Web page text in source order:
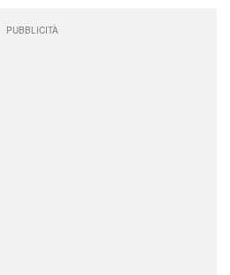
PUBBLICITÀ